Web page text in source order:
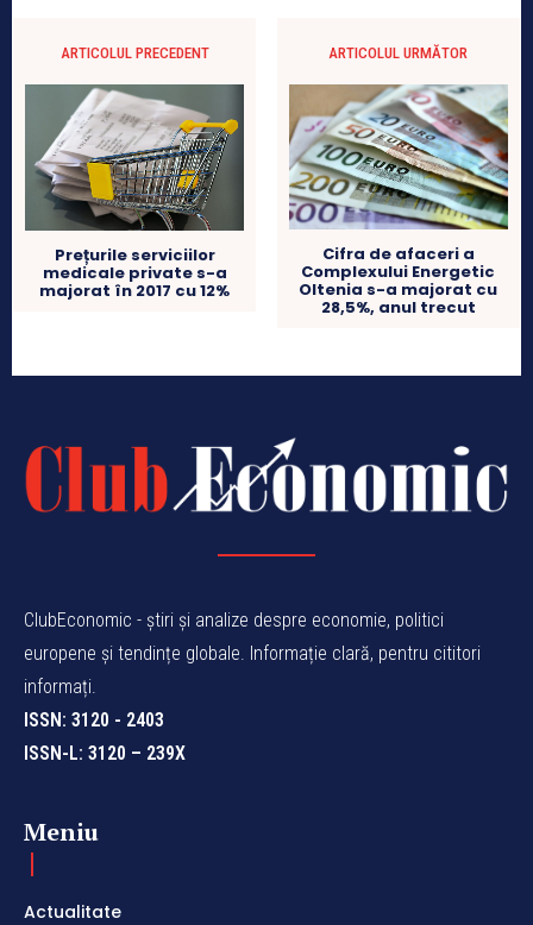
ARTICOLUL PRECEDENT
Prețurile serviciilor
medicale private s-a
majorat în 2017 cu 12%
ARTICOLUL URMĂTOR
Cifra de afaceri a
Complexului Energetic
Oltenia s-a majorat cu
28,5%, anul trecut
ClubEconomic - știri și analize despre economie, politici
europene și tendințe globale. Informație clară, pentru cititori
informați.
ISSN: 3120 - 2403
ISSN-L: 3120 – 239X
Meniu
Actualitate